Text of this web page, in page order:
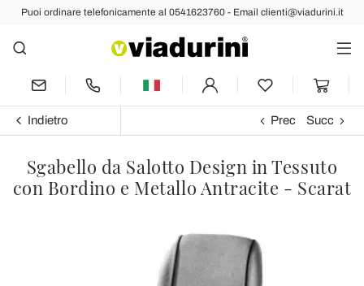
Puoi ordinare telefonicamente al 0541623760 - Email clienti@viadurini.it
Indietro Prec Succ
Sgabello da Salotto Design in Tessuto
con Bordino e Metallo Antracite - Scarat